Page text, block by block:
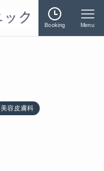
Booking Menu
美容皮膚科